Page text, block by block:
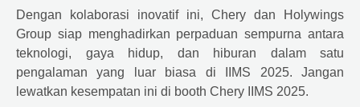
Dengan kolaborasi inovatif ini, Chery dan Holywings
Group siap menghadirkan perpaduan sempurna antara
teknologi, gaya hidup, dan hiburan dalam satu
pengalaman yang luar biasa di IIMS 2025. Jangan
lewatkan kesempatan ini di booth Chery IIMS 2025.